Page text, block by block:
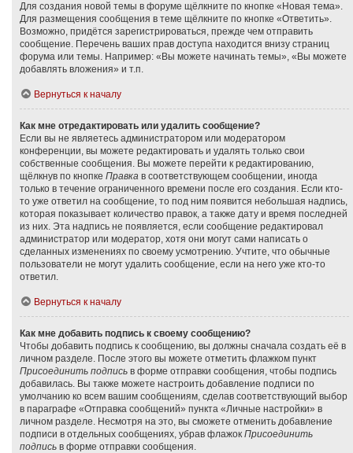
Для создания новой темы в форуме щёлкните по кнопке «Новая тема».
Для размещения сообщения в теме щёлкните по кнопке «Ответить».
Возможно, придётся зарегистрироваться, прежде чем отправить
сообщение. Перечень ваших прав доступа находится внизу страниц
форума или темы. Например: «Вы можете начинать темы», «Вы можете
добавлять вложения» и т.п.
Вернуться к началу
Как мне отредактировать или удалить сообщение?
Если вы не являетесь администратором или модератором
конференции, вы можете редактировать и удалять только свои
собственные сообщения. Вы можете перейти к редактированию,
щёлкнув по кнопке Правка в соответствующем сообщении, иногда
только в течение ограниченного времени после его создания. Если кто-
то уже ответил на сообщение, то под ним появится небольшая надпись,
которая показывает количество правок, а также дату и время последней
из них. Эта надпись не появляется, если сообщение редактировал
администратор или модератор, хотя они могут сами написать о
сделанных изменениях по своему усмотрению. Учтите, что обычные
пользователи не могут удалить сообщение, если на него уже кто-то
ответил.
Вернуться к началу
Как мне добавить подпись к своему сообщению?
Чтобы добавить подпись к сообщению, вы должны сначала создать её в
личном разделе. После этого вы можете отметить флажком пункт
Присоединить подпись в форме отправки сообщения, чтобы подпись
добавилась. Вы также можете настроить добавление подписи по
умолчанию ко всем вашим сообщениям, сделав соответствующий выбор
в параграфе «Отправка сообщений» пункта «Личные настройки» в
личном разделе. Несмотря на это, вы сможете отменить добавление
подписи в отдельных сообщениях, убрав флажок Присоединить
подпись в форме отправки сообщения.